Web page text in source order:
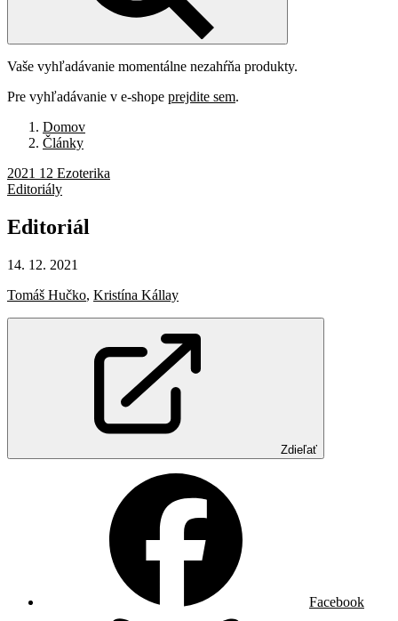
Vaše vyhľadávanie momentálne nezahŕňa produkty.
Pre vyhľadávanie v e-shope prejdite sem.
Domov
Články
2021 12 Ezoterika
Editoriály
Editoriál
14. 12. 2021
Tomáš Hučko, Kristína Kállay
Zdieľať
Facebook